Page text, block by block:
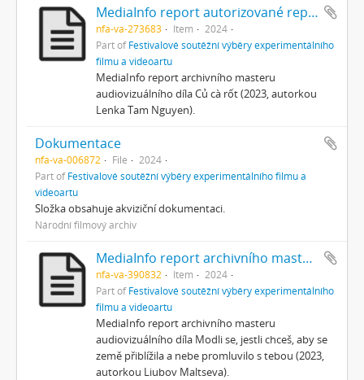
MediaInfo report autorizované reprezentace
nfa-va-273683 Item
2024
Part ofFestivalové soutěžní výběry experimentálního
filmu a videoartu
MediaInfo report archivního masteru
audiovizuálního díla Củ cà rốt (2023, autorkou
Lenka Tam Nguyen).
Dokumentace
nfa-va-006872 File
2024
Part ofFestivalové soutěžní výběry experimentálního filmu a
videoartu
Složka obsahuje akviziční dokumentaci.
Národní filmový archiv
MediaInfo report archivního masteru
nfa-va-390832 Item
2024
Part ofFestivalové soutěžní výběry experimentálního
filmu a videoartu
MediaInfo report archivního masteru
audiovizuálního díla Modli se, jestli chceš, aby se
země přiblížila a nebe promluvilo s tebou (2023,
autorkou Liubov Maltseva).